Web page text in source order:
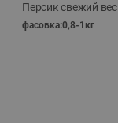
Персик свежий вес
фасовка:0,8-1кг